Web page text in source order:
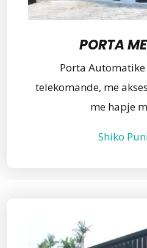
PORTA
Porta Automatike
telekomande, me
me hapje
Shiko